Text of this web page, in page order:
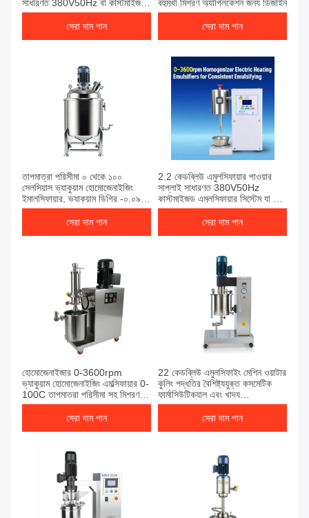
সাধারণত 380V50Hz বা কাস্টমাইজড
এবং কুলিং ট্যাপ ওয়াটার বা চিলার কুলিং
উত্পাদনের জন্য ডিজাইন করা
সেরা দাম পান
বহুমুখী মিশ্রণ অ্যাপ্লিকেশন জন্য ডিজাইন
সেরা দাম পান
তাপমাত্রা পরিসীমা ০ থেকে ১০০
সেলসিয়াস ভ্যাকুয়াম হোমোজেনাইজিং
ইমালসিফায়ার, ভ্যাকুয়াম ডিগ্রি -০.০৯
এমপিএ সহ, মিশ্রণ কার্যকারিতা প্রদান
সেরা দাম পান
2.2 কেডব্লিউ এমুলসিফায়ার পাওয়ার
সাপ্লাই সাধারণত 380V50Hz
কাস্টমাইজড এমুলসিফায়ার সিস্টেম যা শিল্প
মিশ্রণের ক্ষমতা সরবরাহ করে
সেরা দাম পান
হোমোজেনাইজার 0-3600rpm
ভ্যাকুয়াম হোমোজেনাইজিং এমল্সিফায়ার 0-
100C তাপমাত্রা পরিসীমা সহ মিশ্রণ
এবং অভিন্ন এমলশন গঠন নিশ্চিত করে
সেরা দাম পান
22 কেডব্লিউ এমুলসিফাইং মেশিন ওয়াটার
কুলিং পদ্ধতির বৈশিষ্ট্যযুক্ত কসমেটিক
ফার্মাসিউটিক্যাল এবং খাদ্য
অ্যাপ্লিকেশনের জন্য উপযুক্ত
সেরা দাম পান